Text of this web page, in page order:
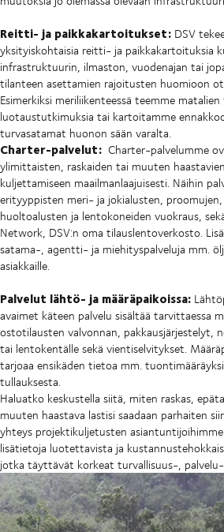
Reitti- ja paikkakartoitukset: DSV
yksityiskohtaisia reitti- ja paikkakartoituksia
infrastruktuurin, ilmaston, vuodenajan tai
tilanteen asettamien rajoitusten huomioon
Esimerkiksi meriliikenteessä teemme matalien
luotaustutkimuksia tai kartoitamme
turvasatamat huonon sään varalta.
Charter-palvelut: Charter-palvelumme
ylimittaisten, raskaiden tai muuten
kuljettamiseen maailmanlaajuisesti. Näihin
erityyppisten meri- ja jokialusten, proomujen,
huoltoalusten ja lentokoneiden vuokraus,
Network, DSV:n oma tilauslentoverkosto.
satama-, agentti- ja miehityspalveluja mm.
asiakkaille.
Palvelut lähtö- ja määräpaikoissa:
avaimet käteen palvelu sisältää tarvittaessa
ostotilausten valvonnan, pakkausjärjestelyt,
tai lentokentälle sekä vientiselvitykset.
tarjoaa ensikäden tietoa mm.
tullauksesta.
Haluatko keskustella siitä, miten raskas,
muuten haastava lastisi saadaan parhaiten
yhteys projektikuljetusten asiantuntijoihimme
lisätietoja luotettavista ja
jotka täyttävät korkeat turvallisuus-,